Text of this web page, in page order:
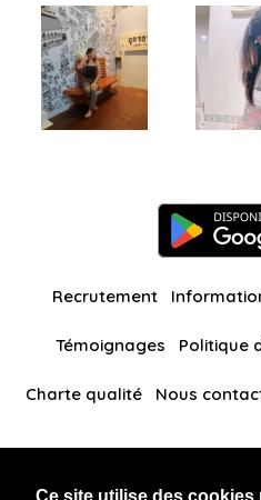
Recrutement
Témoignages Politique
Charte qualité Nous